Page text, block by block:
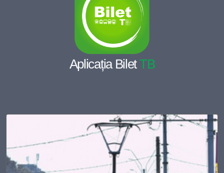
Aplicația BiletTB